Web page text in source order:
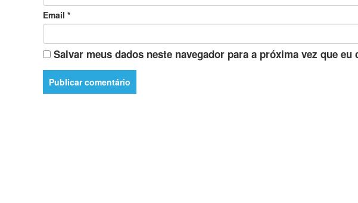
Email *
Salvar meus dados neste navegador para a próxima vez que eu